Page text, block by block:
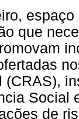
que
Social
de